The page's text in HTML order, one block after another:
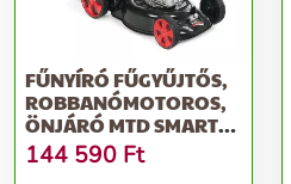
FŰNYÍRÓ FŰGYŰJTŐS,
ROBBANÓMOTOROS,
ÖNJÁRÓ MTD SMART
46 SPO 46 CM,...
144 590 Ft